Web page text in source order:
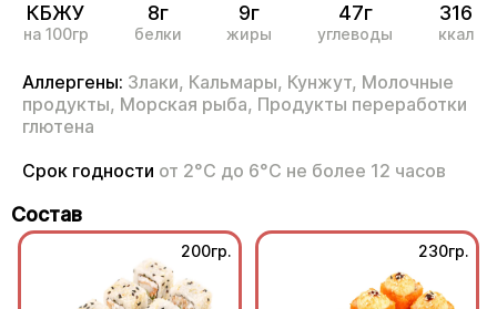
КБЖУ
на 100гр
8г
белки
9г
жиры
47г
углеводы
316
ккал
Аллергены: Злаки, Кальмары, Кунжут, Молочные
продукты, Морская рыба, Продукты переработки
глютена
Срок годности от 2°С до 6°С не более 12 часов
Состав
200гр. 230гр.